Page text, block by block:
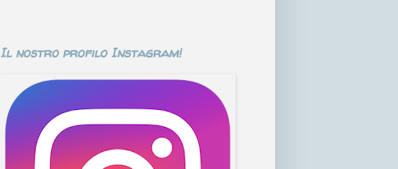
Il nostro profilo Instagram!